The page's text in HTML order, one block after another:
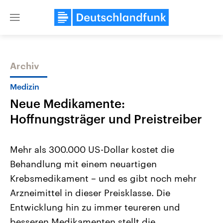
Close
Themen
Landtagswahl Sachsen-Anhalt
2026
Alle Informationen
Sachsen-Anhalt wählt am 6.
September 2026 einen neuen
Landtag. Seit 2021 wird das
Bundesland von einer Koalition aus
USA
Aktuelle Beiträge,
Hintergründe
Wirtschaftlich und
gehören die Vereinigten
den mächtigsten Ländern
mit großem Einfluss auf
Archiv
Medizin
Neue Medikamente:
Hoffnungsträger und Preistreiber
Mehr als 300.000 US-Dollar kostet die
Behandlung mit einem neuartigen
Krebsmedikament – und es gibt noch mehr
Arzneimittel in dieser Preisklasse. Die
Entwicklung hin zu immer teureren und